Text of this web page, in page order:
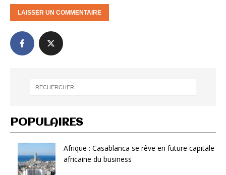
POPULAIRES
Afrique : Casablanca se rêve en future capitale
africaine du business